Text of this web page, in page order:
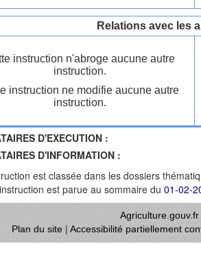
Relations avec les
instruction n'abroge aucune autre
instruction.
instruction ne modifie aucune autre
instruction.
D'EXECUTION :
D'INFORMATION :
est classée dans les dossiers
est parue au sommaire du 01-02-
Agriculture.gouv.fr
Plan du site|Accessibilité partiellement